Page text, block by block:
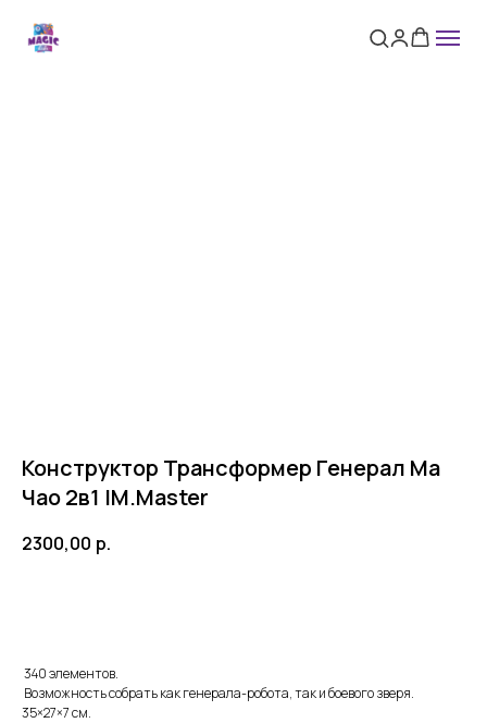
Конструктор Трансформер Генерал Ма
Чао 2в1 IM.Master
2300,00 р.
340 элементов.
Возможность собрать как генерала-робота, так и боевого зверя.
35×27×7 см.